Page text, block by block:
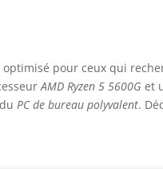
pour ceux qui
AMD Ryzen 5 5600G et
PC de bureau polyvalent.